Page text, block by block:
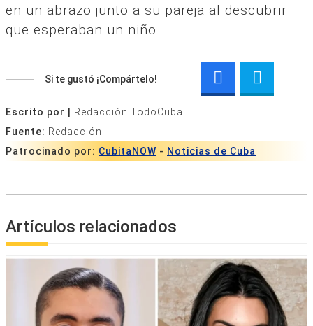
en un abrazo junto a su pareja al descubrir
que esperaban un niño.
Si te gustó ¡Compártelo!
Escrito por |
Redacción TodoCuba
Fuente: Redacción
Patrocinado por: CubitaNOW - Noticias de Cuba
Artículos relacionados